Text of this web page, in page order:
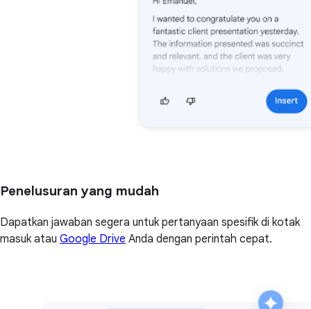
Penelusuran yang mudah
Dapatkan jawaban segera untuk pertanyaan spesifik di kotak
masuk atau Google Drive Anda dengan perintah cepat.